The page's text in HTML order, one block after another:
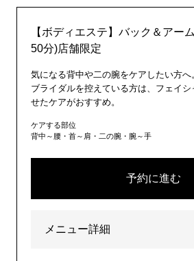
【ボディエステ】バック＆アー
50分)店舗限定
気になる背中や二の腕をケアしたい方へ
ブライダルを控えている方は、フェイ
せたケアがおすすめ。
ケアする部位
背中～腰・首～肩・二の腕・腕～手
予約に進む
メニュー詳細